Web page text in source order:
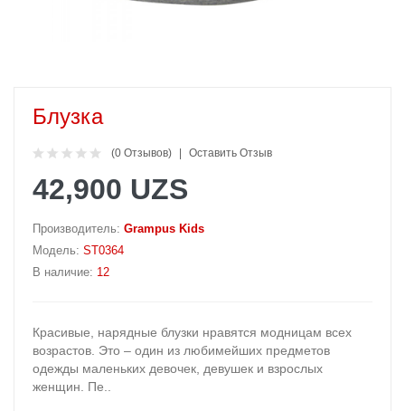
Блузка
(0 Отзывов) Оставить Отзыв
42,900 UZS
Производитель: Grampus Kids
Модель: ST0364
В наличие: 12
Красивые, нарядные блузки нравятся модницам всех
возрастов. Это – один из любимейших предметов
одежды маленьких девочек, девушек и взрослых
женщин. Пе..